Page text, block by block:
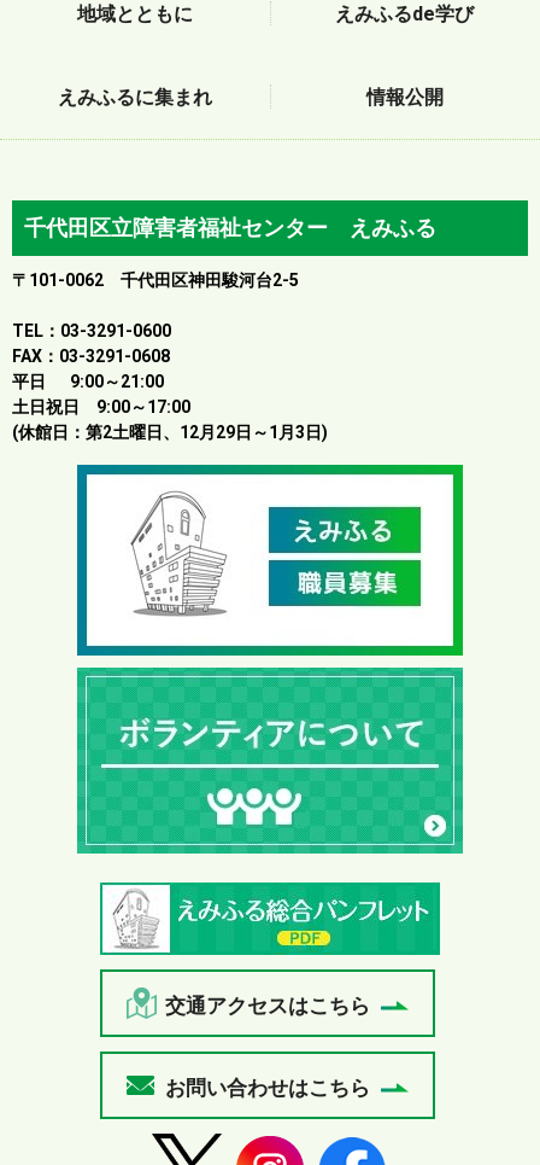
地域とともに えみふるde学び
えみふるに集まれ 情報公開
千代田区立障害者福祉センター えみふる
〒101-0062 千代田区神田駿河台2-5
TEL：03-3291-0600
FAX：03-3291-0608
平日 9:00～21:00
土日祝日 9:00～17:00
(休館日：第2土曜日、12月29日～1月3日)
交通アクセスはこちら
お問い合わせはこちら